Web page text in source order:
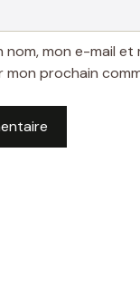
nom, mon e-mail et
mon prochain